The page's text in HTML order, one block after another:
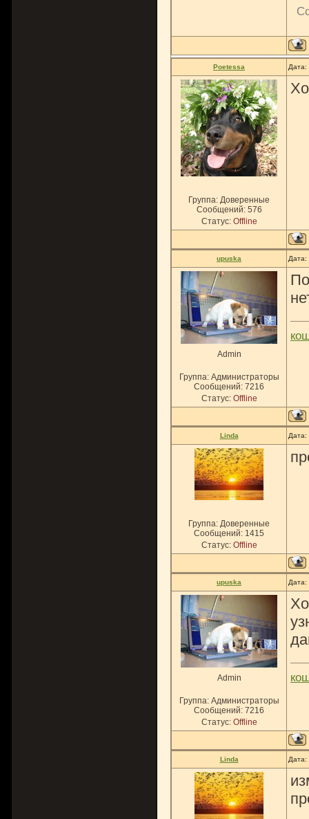
Poetessa Дата:
Группа: Доверенные
Сообщений: 576
Статус: Offline
upuska
Admin
Группа: Администраторы
Сообщений: 7216
Статус: Offline
Linda Дата:
Группа: Доверенные
Сообщений: 1415
Статус: Offline
upuska Дата:
Admin
Группа: Администраторы
Сообщений: 7216
Статус: Offline
Linda